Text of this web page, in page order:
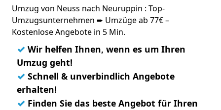
Umzug von Neuss nach Neuruppin : Top-
Umzugsunternehmen ➨ Umzüge ab 77€ –
Kostenlose Angebote in 5 Min.
✓ Wir helfen Ihnen, wenn es um Ihren
Umzug geht!
✓ Schnell & unverbindlich Angebote
erhalten!
✓ Finden Sie das beste Angebot für Ihren